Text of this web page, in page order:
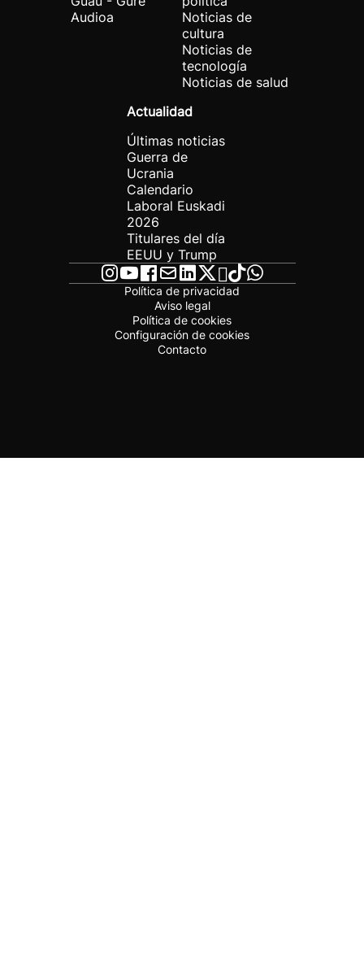
Audioa
Noticias de
cultura
Noticias de
tecnología
Noticias de salud
Actualidad
Últimas noticias
Guerra de
Ucrania
Calendario
Laboral Euskadi
2026
Titulares del día
EEUU y Trump
Política de privacidad
Aviso legal
Política de cookies
Configuración de cookies
Contacto